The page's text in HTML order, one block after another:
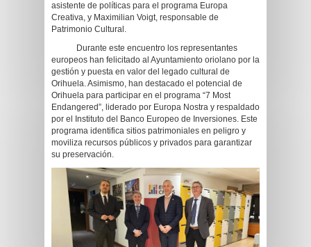
asistente de políticas para el programa Europa
Creativa, y Maximilian Voigt, responsable de
Patrimonio Cultural.
Durante este encuentro los representantes
europeos han felicitado al Ayuntamiento oriolano por la
gestión y puesta en valor del legado cultural de
Orihuela. Asimismo, han destacado el potencial de
Orihuela para participar en el programa “7 Most
Endangered”, liderado por Europa Nostra y respaldado
por el Instituto del Banco Europeo de Inversiones. Este
programa identifica sitios patrimoniales en peligro y
moviliza recursos públicos y privados para garantizar
su preservación.